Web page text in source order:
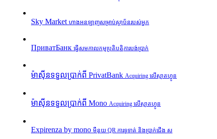
Sky Market ហាងអនឡាញសម្រាប់ស្ថាប័នរបស់អ្នក
ПриватБанк ធ្វើសមកាលកម្មប្រតិបត្តិការបង់ប្រាក់
ម៉ាស៊ីនទទួលប្រាក់ពី PrivatBank Acquiring លើស្មាតហ្វូន
ម៉ាស៊ីនទទួលប្រាក់ពី Mono Acquiring លើស្មាតហ្វូន
Expirenza by mono មឺនុយ QR ការទូទាត់ និងប្រាក់ជើង ស